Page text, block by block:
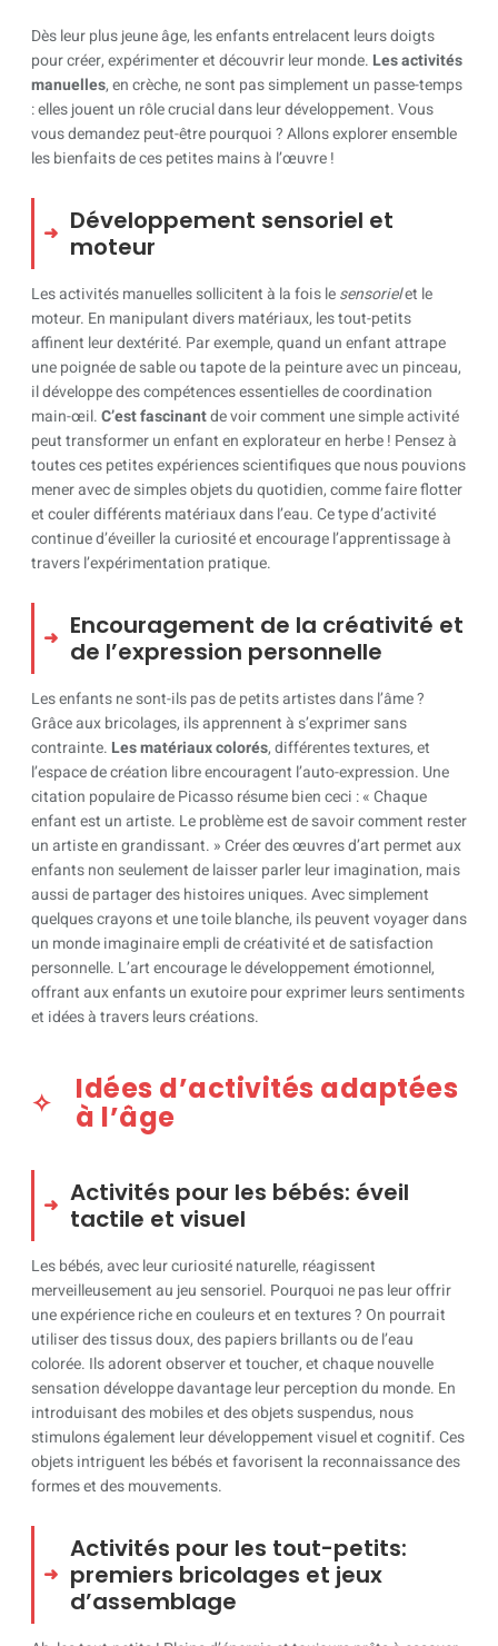
Dès leur plus jeune âge, les enfants entrelacent leurs doigts
pour créer, expérimenter et découvrir leur monde. Les activités
manuelles, en crèche, ne sont pas simplement un passe-temps
: elles jouent un rôle crucial dans leur développement. Vous
vous demandez peut-être pourquoi ? Allons explorer ensemble
les bienfaits de ces petites mains à l’œuvre !
Développement sensoriel et
moteur
Les activités manuelles sollicitent à la fois lesensorielet le
moteur. En manipulant divers matériaux, les tout-petits
affinent leur dextérité. Par exemple, quand un enfant attrape
une poignée de sable ou tapote de la peinture avec un pinceau,
il développe des compétences essentielles de coordination
main-œil.C’est fascinantde voir comment une simple activité
peut transformer un enfant en explorateur en herbe ! Pensez à
toutes ces petites expériences scientifiques que nous pouvions
mener avec de simples objets du quotidien, comme faire flotter
et couler différents matériaux dans l’eau. Ce type d’activité
continue d’éveiller la curiosité et encourage l’apprentissage à
travers l’expérimentation pratique.
Encouragement de la créativité et
de l’expression personnelle
Les enfants ne sont-ils pas de petits artistes dans l’âme ?
Grâce aux bricolages, ils apprennent à s’exprimer sans
contrainte. Les matériaux colorés, différentes textures, et
l’espace de création libre encouragent l’auto-expression. Une
citation populaire de Picasso résume bien ceci : « Chaque
enfant est un artiste. Le problème est de savoir comment rester
un artiste en grandissant. » Créer des œuvres d’art permet aux
enfants non seulement de laisser parler leur imagination, mais
aussi de partager des histoires uniques. Avec simplement
quelques crayons et une toile blanche, ils peuvent voyager dans
un monde imaginaire empli de créativité et de satisfaction
personnelle. L’art encourage le développement émotionnel,
offrant aux enfants un exutoire pour exprimer leurs sentiments
et idées à travers leurs créations.
Idées d’activités adaptées
à l’âge
Activités pour les bébés: éveil
tactile et visuel
Les bébés, avec leur curiosité naturelle, réagissent
merveilleusement au jeu sensoriel. Pourquoi ne pas leur offrir
une expérience riche en couleurs et en textures ? On pourrait
utiliser des tissus doux, des papiers brillants ou de l’eau
colorée. Ils adorent observer et toucher, et chaque nouvelle
sensation développe davantage leur perception du monde. En
introduisant des mobiles et des objets suspendus, nous
stimulons également leur développement visuel et cognitif. Ces
objets intriguent les bébés et favorisent la reconnaissance des
formes et des mouvements.
Activités pour les tout-petits:
premiers bricolages et jeux
d’assemblage